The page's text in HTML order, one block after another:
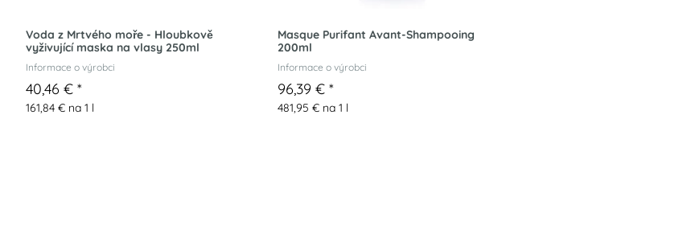
Voda z Mrtvého moře - Hloubkově
vyživující maska na vlasy 250ml
Informace o výrobci
40,46 € *
161,84 € na 1 l
Masque Purifant Avant-Shampooing
200ml
Informace o výrobci
96,39 € *
481,95 € na 1 l